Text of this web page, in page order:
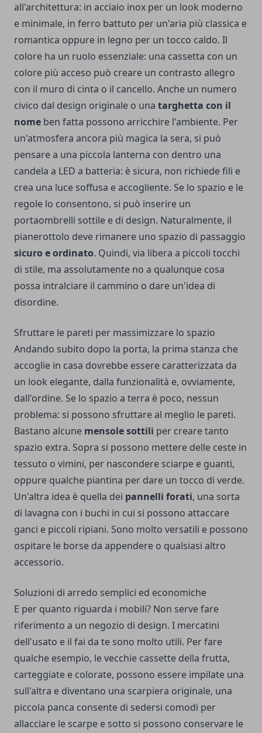
all'architettura: in acciaio inox per un look moderno
e minimale, in ferro battuto per un'aria più classica e
romantica oppure in legno per un tocco caldo. Il
colore ha un ruolo essenziale: una cassetta con un
colore più acceso può creare un contrasto allegro
con il muro di cinta o il cancello. Anche un numero
civico dal design originale o una targhetta con il
nome ben fatta possono arricchire l'ambiente. Per
un'atmosfera ancora più magica la sera, si può
pensare a una piccola lanterna con dentro una
candela a LED a batteria: è sicura, non richiede fili e
crea una luce soffusa e accogliente. Se lo spazio e le
regole lo consentono, si può inserire un
portaombrelli sottile e di design. Naturalmente, il
pianerottolo deve rimanere uno spazio di passaggio
sicuro e ordinato. Quindi, via libera a piccoli tocchi
di stile, ma assolutamente no a qualunque cosa
possa intralciare il cammino o dare un'idea di
disordine.
Sfruttare le pareti per massimizzare lo spazio
Andando subito dopo la porta, la prima stanza che
accoglie in casa dovrebbe essere caratterizzata da
un look elegante, dalla funzionalità e, ovviamente,
dall'ordine. Se lo spazio a terra è poco, nessun
problema: si possono sfruttare al meglio le pareti.
Bastano alcune mensole sottili per creare tanto
spazio extra. Sopra si possono mettere delle ceste in
tessuto o vimini, per nascondere sciarpe e guanti,
oppure qualche piantina per dare un tocco di verde.
Un'altra idea è quella dei pannelli forati, una sorta
di lavagna con i buchi in cui si possono attaccare
ganci e piccoli ripiani. Sono molto versatili e possono
ospitare le borse da appendere o qualsiasi altro
accessorio.
Soluzioni di arredo semplici ed economiche
E per quanto riguarda i mobili? Non serve fare
riferimento a un negozio di design. I mercatini
dell'usato e il fai da te sono molto utili. Per fare
qualche esempio, le vecchie cassette della frutta,
carteggiate e colorate, possono essere impilate una
sull'altra e diventano una scarpiera originale, una
piccola panca consente di sedersi comodi per
allacciare le scarpe e sotto si possono conservare le